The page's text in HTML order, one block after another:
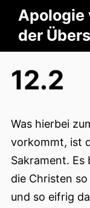
Apologie
der
12.2
Was hierbei
vorkommt, ist
Sakrament. Es
die Christen
und so eifrig